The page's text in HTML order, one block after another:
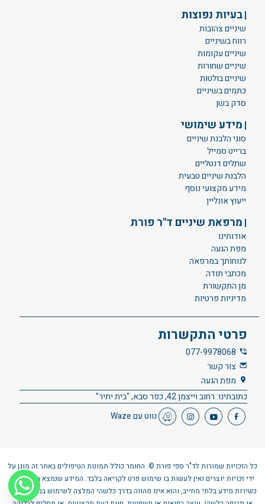
בעיות נפוצות
שיניים צהובות
רווח בשיניים
שיניים עקומות
שיניים שחורות
שיניים בולטות
כתמים בשיניים
סדק בשן
מידע שימושי
סוגי הלבנת שיניים
ברייט סמייל
שתלים דנטליים
הלבנת שיניים טבעית
מידע מקצועי נוסף
ייעוץ אונליין
מרפאת שיניים ד"ר פורת
אודותינו
מפת הגעה
לנוחותך במרפאה
מכתבי תודה
מן התקשורת
מדיניות פרטיות
פרטי התקשרות
077-9978068
צור קשר
מפת הגעה
כתובתינו: רחוב וייצמן 42, כפר סבא, "בית יתיר"
נווט עם Waze
כל הזכויות שמורות לד"ר ספי פורת ©. החומר כולל תמונות הטיפולים באתר זה מוגן על
ידי זכויות יוצרים ואין לעשות בו שימוש פרט לקריאה בלבד. המידע שנמצא באתר ניתן
כשירות מידע בלתי מחייב, והוא אינו מהווה בדרך כלשהי המלצה לשימוש במוצר רפואי